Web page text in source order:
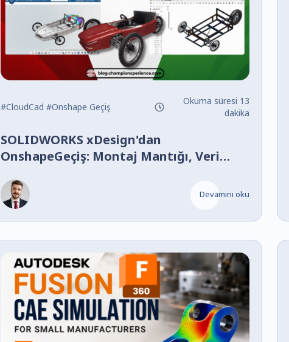
#CloudCad #Onshape Geçiş
Okuma süresi 13
dakika
SOLIDWORKS xDesign'dan
OnshapeGeçiş: Montaj Mantığı, Veri
Devamını oku